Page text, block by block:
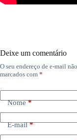
Deixe um comentário
O seu endereço de e-mail
marcados com *
Nome*
E-mail*